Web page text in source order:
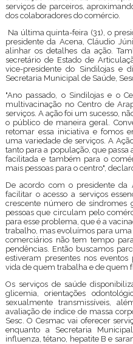
serviços de parceiros,
dos colaboradores do comércio.
Na última quinta-feira (31), o
presidente da Acena, Cláudio
alinhar os detalhes da ação.
secretário de Estado de
vice-presidente do Sindilojas e
Secretaria Municipal de Saúde,
"Ano passado, o Sindilojas e o
multivacinação no Centro de
serviços. A ação foi um sucesso,
o público de maneira geral.
retomar essa iniciativa e fomos
uma variedade de serviços. A
tanto para a população, que passa
facilitada e também para o
mais pessoas para o centro",
De acordo com o presidente da
facilitar o acesso a serviços
crescente número de síndromes
pessoas que circulam pelo
para esse problema, que é a
trabalho, mas evoluímos para
comerciários não tem tempo
pendências. Então buscamos
estiveram presentes nos
vida de quem trabalha e de quem
Os serviços de saúde
glicemia, orientações
sexualmente transmissíveis,
avaliação de índice de massa
Sesc. O Cesmac vai oferecer
enquanto a Secretaria
influenza, tétano, hepatite B e